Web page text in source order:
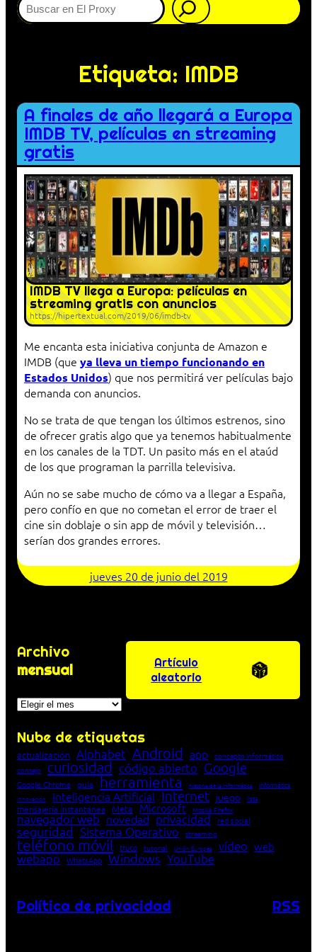
Etiqueta: IMDB
A finales de año llegará a Europa
IMDB TV, películas en streaming
gratis
IMDB TV llega a Europa: películas en
streaming gratis con anuncios
https://hipertextual.com/2019/06/imdb-tv
Me encanta esta iniciativa conjunta de Amazon e
IMDB (que ya lleva un tiempo funcionando en
Estados Unidos) que nos permitirá ver películas bajo
demanda con anuncios.
No se trata de que tengan los últimos estrenos, sino
de ofrecer gratis algo que ya tenemos habitualmente
en los canales de la TDT. Un pasito más en el ataúd
de los que programan la parrilla televisiva.
Aún no se sabe mucho de cómo va a llegar a España,
pero confío en que no cometan el error de traer el
cine sin doblaje o sin app de móvil y televisión…
serían dos grandes errores.
jueves 20 de junio del 2019
Archivo
mensual
Archivos
Artículo
aleatorio
Nube de etiquetas
actualización Alphabet Android app concepto informático
consejo
curiosidad código abierto Google
Google Chrome guía herramienta historia de la Informática Informática
innovación Inteligencia Artificial Internet juego lista
mensajería instantánea Meta Microsoft Mozilla Firefox
navegador web novedad privacidad red social
seguridad Sistema Operativo streaming
teléfono móvil truco tutorial Unión Europea vídeo web
webapp WhatsApp Windows YouTube
Política de privacidad RSS